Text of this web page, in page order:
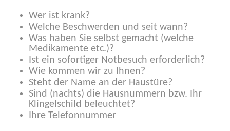
Wer ist krank?
Welche Beschwerden und seit wann?
Was haben Sie selbst gemacht (welche
Medikamente etc.)?
Ist ein sofortiger Notbesuch erforderlich?
Wie kommen wir zu Ihnen?
Steht der Name an der Haustüre?
Sind (nachts) die Hausnummern bzw. Ihr
Klingelschild beleuchtet?
Ihre Telefonnummer